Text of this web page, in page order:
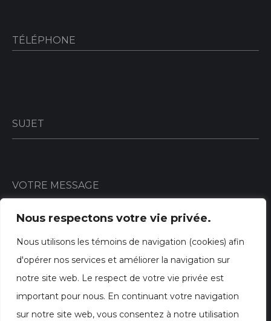
Nous respectons votre vie privée.
Nous utilisons les témoins de navigation (cookies) afin
d'opérer nos services et améliorer la navigation sur
notre site web. Le respect de votre vie privée est
important pour nous. En continuant votre navigation
sur notre site web, vous consentez à notre utilisation